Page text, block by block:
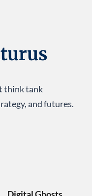
think tank
and futures.